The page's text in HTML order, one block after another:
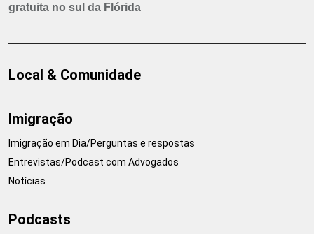
gratuita no sul da Flórida
Local & Comunidade
Imigração
Imigração em Dia/Perguntas e respostas
Entrevistas/Podcast com Advogados
Notícias
Podcasts